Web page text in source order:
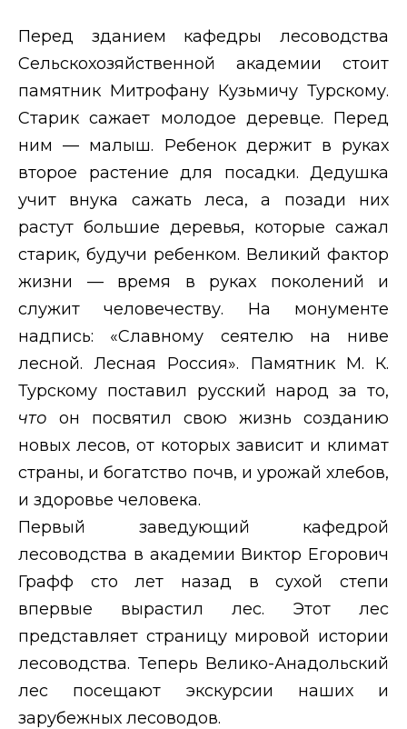
Перед зданием кафедры лесоводства
Сельскохозяйственной академии стоит
памятник Митрофану Кузьмичу Турскому.
Старик сажает молодое деревце. Перед
ним — малыш. Ребенок держит в руках
второе растение для посадки. Дедушка
учит внука сажать леса, а позади них
растут большие деревья, которые сажал
старик, будучи ребенком. Великий фактор
жизни — время в руках поколений и
служит человечеству. На монументе
надпись: «Славному сеятелю на ниве
лесной. Лесная Россия». Памятник М. К.
Турскому поставил русский народ за то,
что он посвятил свою жизнь созданию
новых лесов, от которых зависит и климат
страны, и богатство почв, и урожай хлебов,
и здоровье человека.
Первый заведующий кафедрой
лесоводства в академии Виктор Егорович
Графф сто лет назад в сухой степи
впервые вырастил лес. Этот лес
представляет страницу мировой истории
лесоводства. Теперь Велико-Анадольский
лес посещают экскурсии наших и
зарубежных лесоводов.